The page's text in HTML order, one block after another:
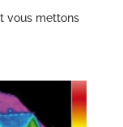
vous mettons